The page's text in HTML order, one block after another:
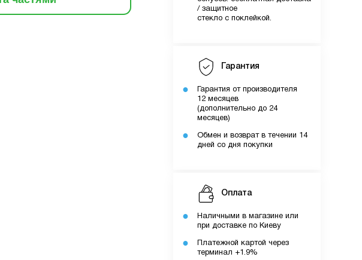
у вас має бути
/ защитное
стекло с поклейкой.
Гарантия
Гарантия от производителя
12 месяцев
(дополнительно до 24
месяцев)
Обмен и возврат в течении 14
дней со дня покупки
Оплата
Наличными в магазине или
при доставке по Киеву
Платежной картой через
терминал +1.9%